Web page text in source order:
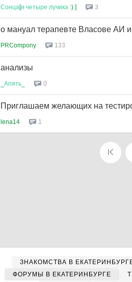
Сонца[и четыре лучика :) ] 3
о мануал терапевте Власове АИ
PRCompony 133
анализы
Апять 0
Приглашаем желающих на
lena14 1
ЗНАКОМСТВА В
ФОРУМЫ В ЕКАТЕРИНБУРГЕ